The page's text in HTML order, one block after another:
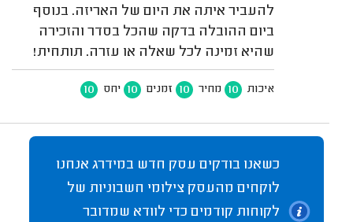
להעביר איתה את היום של האריזה. בנוסף
ביום ההובלה בדקה שהכל בסדר והזכירה
שהיא זמינה לכל שאלה או עזרה. תותחית!
איכות 10 מחיר 10 זמנים 10 יחס 10
כשאנו בודקים עסק חדש במידרג אנחנו
לוקחים מהעסק צילומי חשבוניות של
לקוחות קודמים כדי לוודא שמדובר